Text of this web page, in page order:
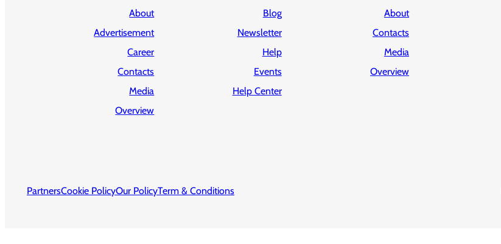
About
Contacts
Media
Overview
Blog
Newsletter
Help
Events
Help Center
About
Advertisement
Career
Contacts
Media
Overview
Term & Conditions
Our Policy
Cookie Policy
Partners